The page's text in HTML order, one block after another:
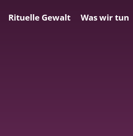
Rituelle Gewalt Was wir tun